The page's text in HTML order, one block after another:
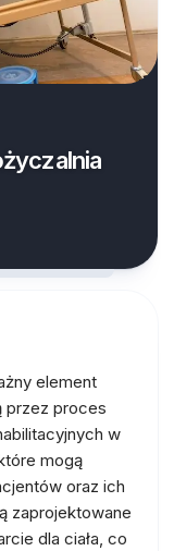
element
przez proces
w
mogą
oraz ich
zaprojektowane
dla ciała, co